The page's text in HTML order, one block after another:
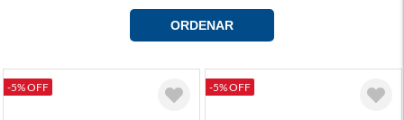
ORDENAR
-5% OFF -5% OFF